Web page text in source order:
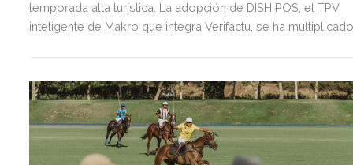
temporada alta turística. La adopción de DISH POS, el TPV
inteligente de Makro que integra Verifactu, se ha